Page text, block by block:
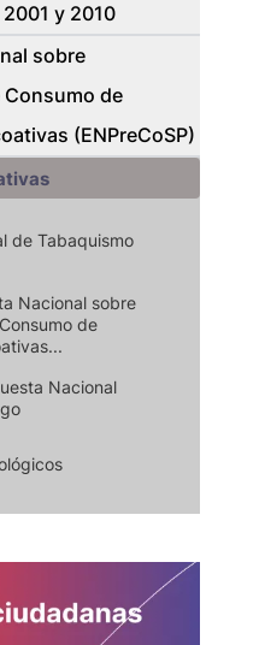
y 2010
sobre
Consumo de
(ENPreCoSP)
de Tabaquismo
Nacional sobre
de
Nacional